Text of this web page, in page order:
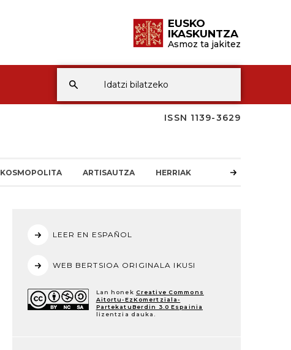
EUSKO
IKASKUNTZA
Asmoz ta jakitez
ISSN 1139-3629
KOSMOPOLITA ARTISAUTZA HERRIAK
LEER EN ESPAÑOL
WEB BERTSIOA ORIGINALA IKUSI
Lan honek Creative Commons
Aitortu-EzKomertziala-
PartekatuBerdin 3.0 Espainia
lizentzia dauka.